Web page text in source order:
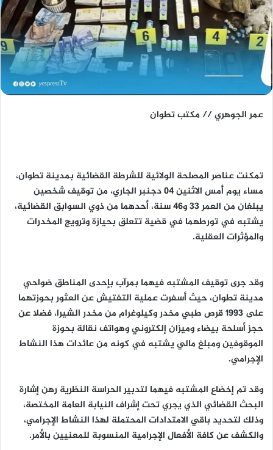
عمر الجوهري // مكتب تطوان
تمكنت عناصر المصلحة الولائية للشرطة القضائية بمدينة تطوان،
مساء يوم أمس الاثنين 04 دجنبر الجاري، من توقيف شخصين
يبلغان من العمر 33 و46 سنة، أحدهما من ذوي السوابق القضائية،
يشتبه في تورطهما في قضية تتعلق بحيازة وترويج المخدرات
والمؤثرات العقلية.
وقد جرى توقيف المشتبه فيهما بمرآب بإحدى المناطق ضواحي
مدينة تطوان، حيث أسفرت عملية التفتيش عن العثور بحوزتهما
على 1993 قرص طبي مخدر وكيلوغرام من مخدر الشيرا، فضلا عن
حجز أسلحة بيضاء وميزان إلكتروني وهواتف نقالة بحوزة
الموقوفين ومبلغ مالي يشتبه في كونه من عائدات هذا النشاط
الإجرامي.
وقد تم إخضاع المشتبه فيهما لتدبير الحراسة النظرية رهن إشارة
البحث القضائي الذي يجري تحت إشراف النيابة العامة المختصة،
وذلك لتحديد باقي الامتدادات المحتملة لهذا النشاط الإجرامي،
والكشف عن كافة الأفعال الإجرامية المنسوبة للمعنيين بالأمر.